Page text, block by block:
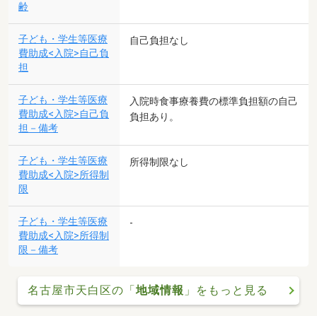
齢
子ども・学生等医療
費助成<入院>自己負
担
自己負担なし
子ども・学生等医療
費助成<入院>自己負
担－備考
入院時食事療養費の標準負担額の自己
負担あり。
子ども・学生等医療
費助成<入院>所得制
限
所得制限なし
子ども・学生等医療
費助成<入院>所得制
限－備考
-
名古屋市天白区の「地域情報 」をもっと見る